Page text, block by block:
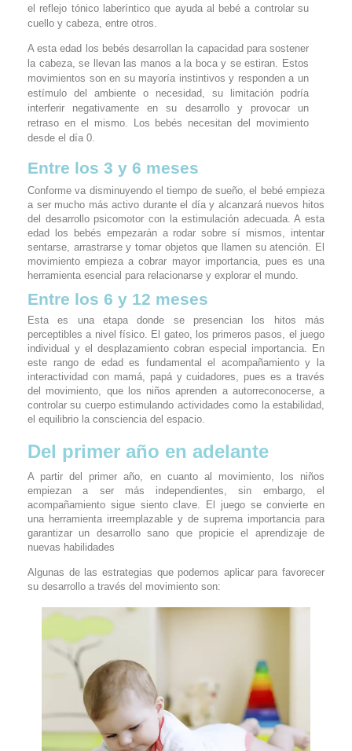
el reflejo tónico laberíntico que ayuda al bebé a controlar su
cuello y cabeza, entre otros.
A esta edad los bebés desarrollan la capacidad para sostener
la cabeza, se llevan las manos a la boca y se estiran. Estos
movimientos son en su mayoría instintivos y responden a un
estímulo del ambiente o necesidad, su limitación podría
interferir negativamente en su desarrollo y provocar un
retraso en el mismo. Los bebés necesitan del movimiento
desde el día 0.
Entre los 3 y 6 meses
Conforme va disminuyendo el tiempo de sueño, el bebé empieza
a ser mucho más activo durante el día y alcanzará nuevos hitos
del desarrollo psicomotor con la estimulación adecuada. A esta
edad los bebés empezarán a rodar sobre sí mismos, intentar
sentarse, arrastrarse y tomar objetos que llamen su atención. El
movimiento empieza a cobrar mayor importancia, pues es una
herramienta esencial para relacionarse y explorar el mundo.
Entre los 6 y 12 meses
Esta es una etapa donde se presencian los hitos más
perceptibles a nivel físico. El gateo, los primeros pasos, el juego
individual y el desplazamiento cobran especial importancia. En
este rango de edad es fundamental el acompañamiento y la
interactividad con mamá, papá y cuidadores, pues es a través
del movimiento, que los niños aprenden a autorreconocerse, a
controlar su cuerpo estimulando actividades como la estabilidad,
el equilibrio la consciencia del espacio.
Del primer año en adelante
A partir del primer año, en cuanto al movimiento, los niños
empiezan a ser más independientes, sin embargo, el
acompañamiento sigue siento clave. El juego se convierte en
una herramienta irreemplazable y de suprema importancia para
garantizar un desarrollo sano que propicie el aprendizaje de
nuevas habilidades
Algunas de las estrategias que podemos aplicar para favorecer
su desarrollo a través del movimiento son: